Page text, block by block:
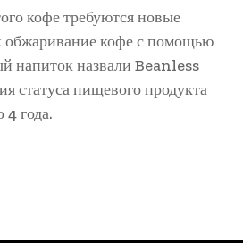
кофе требуются новые
обжаривание кофе с помощью
напиток назвали Beanless
статуса пищевого продукта
4 года.